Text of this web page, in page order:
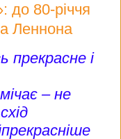
до 80-річчя
Леннона
і
– не